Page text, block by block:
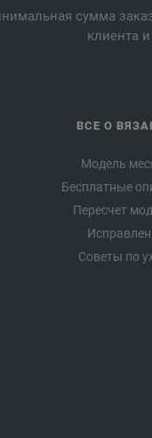
сумма
клиента
ВСЕ О
Модель
Бесплатные
Пересчет
Советы по